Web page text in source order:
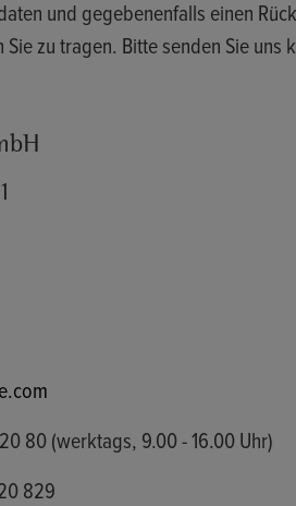
und gegebenenfalls einen
zu tragen. Bitte senden Sie uns
80 (werktags, 9.00 - 16.00 Uhr)
829